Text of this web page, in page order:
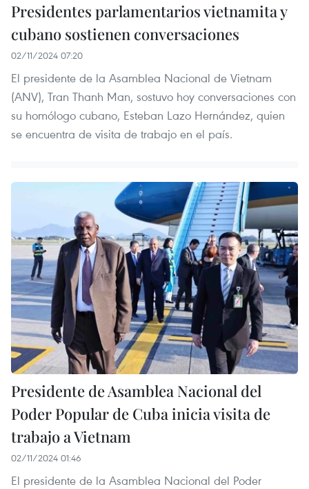
Presidentes parlamentarios vietnamita y
cubano sostienen conversaciones
02/11/2024 07:20
El presidente de la Asamblea Nacional de Vietnam
(ANV), Tran Thanh Man, sostuvo hoy conversaciones con
su homólogo cubano, Esteban Lazo Hernández, quien
se encuentra de visita de trabajo en el país.
Presidente de Asamblea Nacional del
Poder Popular de Cuba inicia visita de
trabajo a Vietnam
02/11/2024 01:46
El presidente de la Asamblea Nacional del Poder